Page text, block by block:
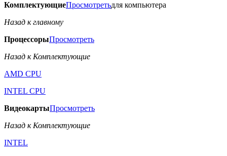
КомплектующиеПросмотретьдля компьютера
Назад к главному
ПроцессорыПросмотреть
Назад к Комплектующие
AMD CPU
INTEL CPU
ВидеокартыПросмотреть
Назад к Комплектующие
INTEL